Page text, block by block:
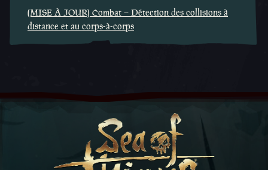
(MISE À JOUR) Combat – Détection des collisions à
distance et au corps-à-corps